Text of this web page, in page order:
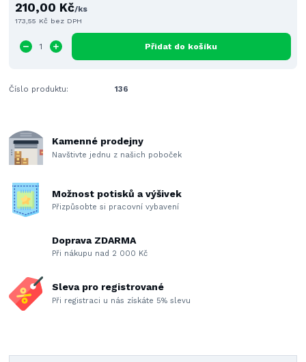
210,00 Kč/ks
173,55 Kč bez DPH
Přidat do košíku
Číslo produktu: 136
Kamenné prodejny
Navštivte jednu z našich poboček
Možnost potisků a výšivek
Přizpůsobte si pracovní vybavení
Doprava ZDARMA
Při nákupu nad 2 000 Kč
Sleva pro registrované
Při registraci u nás získáte 5% slevu